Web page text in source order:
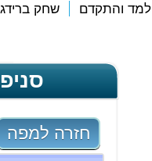
למד והתקדם שחק
חזרה למפה